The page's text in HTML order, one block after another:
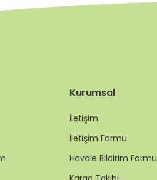
Kurumsal
İletişim
İletişim Formu
Havale Bildirim Formu